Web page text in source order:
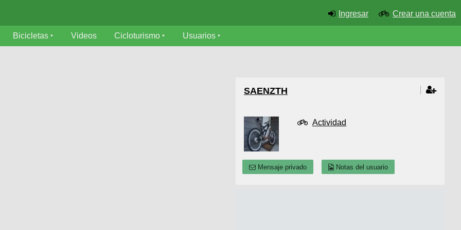
Ingresar Crear una cuenta
Bicicletas Videos Cicloturismo Usuarios
SAENZTH
Actividad
Mensaje privado Notas del usuario